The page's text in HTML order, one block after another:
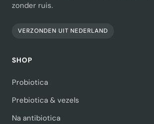
zonder ruis.
VERZONDEN UIT NEDERLAND
SHOP
Probiotica
Prebiotica & vezels
Na antibiotica